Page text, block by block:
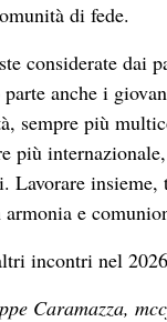
di fede.
considerate dai
parte anche i
sempre più
più
Lavorare
e
incontri nel
Caramazza,